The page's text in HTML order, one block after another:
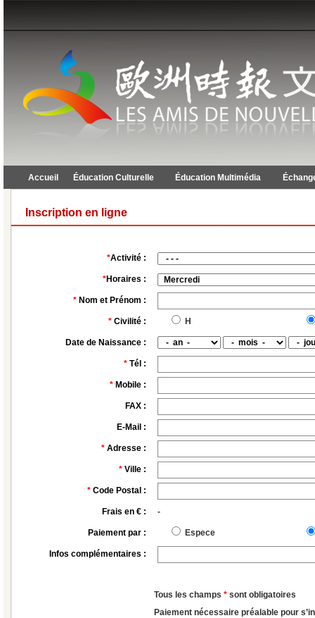
Accueil Éducation Culturelle Éducation Multimédia
Inscription en ligne
*Activité :
*Horaires :
* Nom et Prénom :
* Civilité : H
Date de Naissance :
* Tél :
* Mobile :
FAX :
E-Mail :
* Adresse :
* Ville :
* Code Postal :
Frais en € : -
Paiement par : Espece
Infos complémentaires :
Tous les champs * sont obligatoires
Paiement nécessaire préalable pour